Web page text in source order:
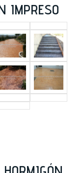
IMPRESO